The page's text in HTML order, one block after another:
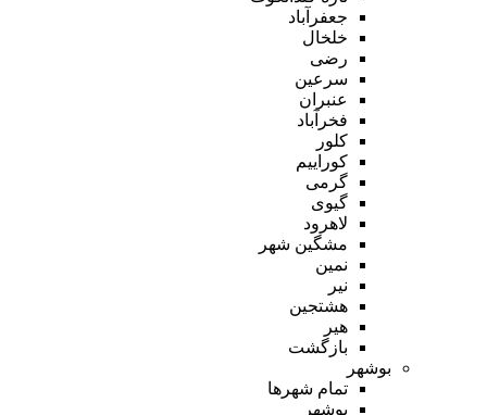
جعفرآباد
خلخال
رضی
سرعین
عنبران
فخرآباد
کلور
کوراییم
گرمی
گیوی
لاهرود
مشگین شهر
نمین
نیر
هشتجین
هیر
بازگشت
بوشهر
تمام شهر‌ها
بوشهر